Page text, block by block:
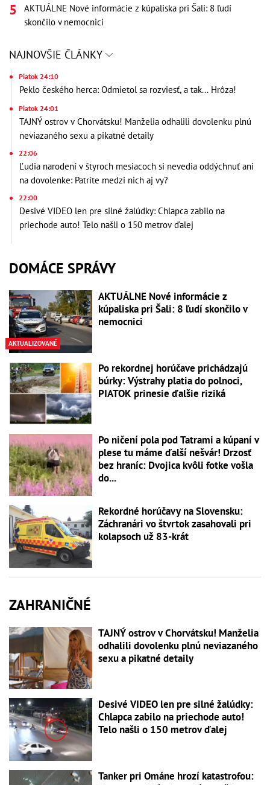
AKTUÁLNE Nové informácie z kúpaliska pri Šali: 8 ľudí
skončilo v nemocnici
NAJNOVŠIE ČLÁNKY
Piatok 24:10
Peklo českého herca: Odmietol sa rozviesť, a tak... Hrôza!
Piatok 24:01
TAJNÝ ostrov v Chorvátsku! Manželia odhalili dovolenku plnú
neviazaného sexu a pikatné detaily
22:06
Ľudia narodení v štyroch mesiacoch si nevedia oddýchnuť ani
na dovolenke: Patríte medzi nich aj vy?
22:00
Desivé VIDEO len pre silné žalúdky: Chlapca zabilo na
priechode auto! Telo našli o 150 metrov ďalej
DOMÁCE SPRÁVY
AKTUALIZOVANÉ
AKTUÁLNE Nové informácie z
kúpaliska pri Šali: 8 ľudí skončilo v
nemocnici
Po rekordnej horúčave prichádzajú
búrky: Výstrahy platia do polnoci,
PIATOK prinesie ďalšie riziká
Po ničení pola pod Tatrami a kúpaní v
plese tu máme ďalší nešvár! Drzosť
bez hraníc: Dvojica kvôli fotke vošla
do...
Rekordné horúčavy na Slovensku:
Záchranári vo štvrtok zasahovali pri
kolapsoch už 83-krát
ZAHRANIČNÉ
TAJNÝ ostrov v Chorvátsku! Manželia
odhalili dovolenku plnú neviazaného
sexu a pikatné detaily
Desivé VIDEO len pre silné žalúdky:
Chlapca zabilo na priechode auto!
Telo našli o 150 metrov ďalej
Tanker pri Ománe hrozí katastrofou: